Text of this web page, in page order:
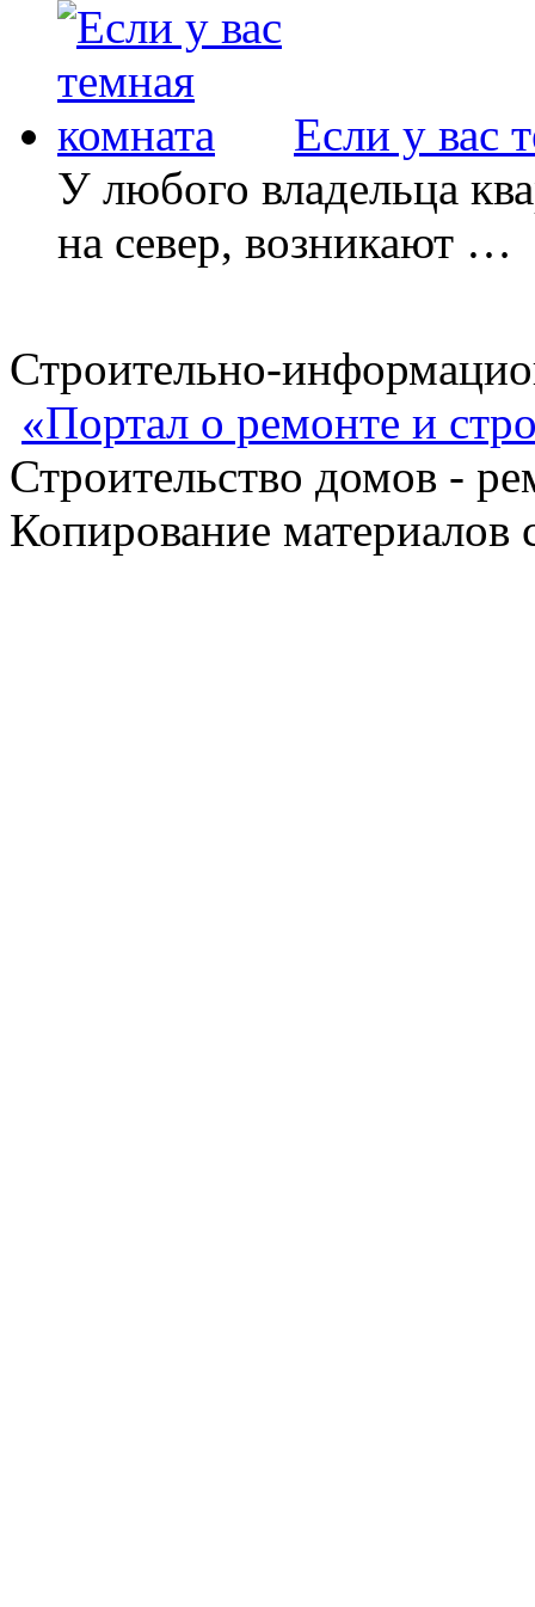
Если у вас
У любого владельца
на север, возникают …
Строительно-
«Портал о ремонте и
Строительство домов -
Копирование материалов